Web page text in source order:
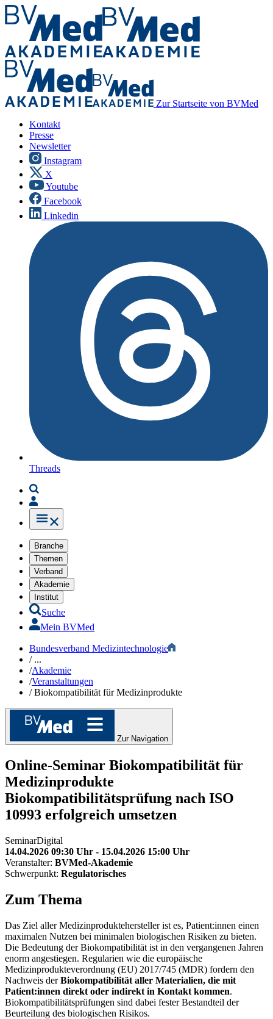
Zur Startseite von BVMed
Kontakt
Presse
Newsletter
Instagram
X
Youtube
Facebook
Linkedin
Threads
Branche
Themen
Verband
Akademie
Institut
Suche
Mein BVMed
Bundesverband Medizintechnologie
/...
/Akademie
/Veranstaltungen
/Biokompatibilität für Medizinprodukte
Zur Navigation
Online-Seminar Biokompatibilität für
Medizinprodukte
Biokompatibilitätsprüfung nach ISO
10993 erfolgreich umsetzen
SeminarDigital
14.04.2026 09:30 Uhr - 15.04.2026 15:00 Uhr
Veranstalter: BVMed-Akademie
Schwerpunkt: Regulatorisches
Zum Thema
Das Ziel aller Medizinproduktehersteller ist es, Patient:innen einen
maximalen Nutzen bei minimalen biologischen Risiken zu bieten.
Die Bedeutung der Biokompatibilität ist in den vergangenen Jahren
enorm angestiegen. Regularien wie die europäische
Medizinprodukteverordnung (EU) 2017/745 (MDR) fordern den
Nachweis derBiokompatibilität aller Materialien, die mit
Patient:innen direkt oder indirekt in Kontakt kommen.
Biokompatibilitätsprüfungen sind dabei fester Bestandteil der
Beurteilung des biologischen Risikos.